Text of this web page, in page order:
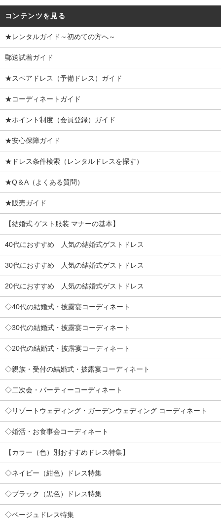
コンテンツを見る
★レンタルガイド～初めての方へ～
郵送試着ガイド
★スペアドレス（予備ドレス）ガイド
★コーディネートガイド
★ポイント制度（会員登録）ガイド
★安心保障ガイド
★ドレス条件検索（レンタルドレスを探す）
★Q＆A（よくある質問）
★販売ガイド
【結婚式 ゲスト服装 マナーの基本】
40代におすすめ 人気の結婚式ゲストドレス
30代におすすめ 人気の結婚式ゲストドレス
20代におすすめ 人気の結婚式ゲストドレス
◇40代の結婚式・披露宴コーディネート
◇30代の結婚式・披露宴コーディネート
◇20代の結婚式・披露宴コーディネート
◇親族・受付の結婚式・披露宴コーディネート
◇二次会・パーティーコーディネート
◇リゾートウェディング・ガーデンウェディング コーディネート
◇婚活・お食事会コーディネート
【カラー（色）別おすすめドレス特集】
◇ネイビー（紺色）ドレス特集
◇ブラック（黒色）ドレス特集
◇ベージュドレス特集